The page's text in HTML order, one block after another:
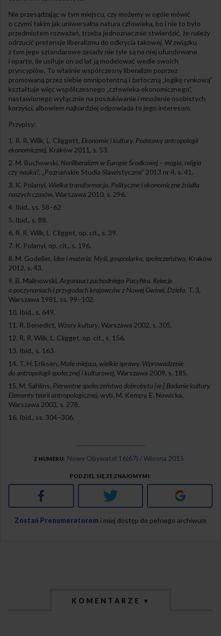
Nie przesądzając w tym miejscu, czy możemy w ogóle mówić
o czymś takim jak uniwersalna natura człowieka, bo i nie to było
przedmiotem rozważań, trzeba jednoznacznie stwierdzić, że należy
odrzucić pretensje liberalizmu do odkrycia takowej. W związku
z tym jego sztandarowe zasady nie tyle są na niej ufundowane
i oparte, ile usiłuje on od lat ją modelować wedle swoich
pryncypiów. To właśnie współczesny liberalizm poprzez
promowaną przez siebie omnipotentną i żarłoczną „logikę rynkową”
kształtuje więc współczesnego „człowieka ekonomicznego”,
nastawionego wyłącznie na poszukiwanie i mnożenie osobistych
korzyści, albowiem najbardziej odpowiada to jego interesom.
Przypisy:
R. R. Wilk, L. Cliggett, Ekonomie i kultury. Podstawy antropologii
ekonomicznej, Kraków 2011, s. 53.
M. Buchowski, Neoliberalizm w Europie Środkowej – magia, religia
czy nauka?, „Poznańskie Studia Slawistyczne” 2013 nr 4, s. 41.
K. Polanyi, Wielka transformacja. Polityczne i ekonomiczne źródła
naszych czasów, Warszawa 2010, s. 296.
Ibid., ss. 58–62.
Ibid., s. 88.
R. R. Wilk, L. Cligget, op. cit., s. 39.
K. Polanyi, op. cit., s. 196.
M. Godelier, Idee i materia. Myśl, gospodarka, społeczeństwo, Kraków
2012, s. 43.
B. Malinowski, Argonauci zachodniego Pacyfiku. Relacje
o poczynaniach i przygodach krajowców z Nowej Gwinei, Dzieła, T. 3,
Warszawa 1981, ss. 99–102.
Ibid., s. 649.
R. Benedict, Wzory kultury, Warszawa 2002, s. 305.
R. R. Wilk, L. Cligget, op. cit., s. 156.
Ibid., s. 163.
T. H. Eriksen, Małe miejsca, wielkie sprawy. Wprowadzenie
do antropologii społecznej i kulturowej, Warszawa 2009, s. 185.
M. Sahlins, Pierwotne społeczeństwo dobrobytu [w:] Badanie kultury.
Elementy teorii antropologicznej, wyb. M. Kempy, E. Nowicka,
Warszawa 2003, s. 278.
Ibid., ss. 304–306.
Z NUMERU Nowy Obywatel 16(67) / Wiosna 2015
PODZIEL SIĘ ZE ZNAJOMYMI
Facebook Twitter Google+
Zostań Prenumeratorem i miej dostęp do pełnego archiwum
KOMENTARZE ▾